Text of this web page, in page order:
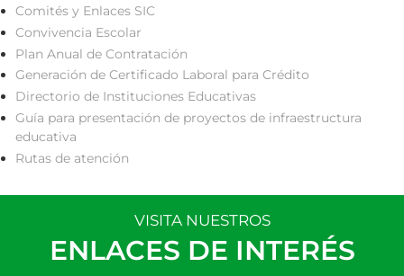
Comités y Enlaces SIC
Convivencia Escolar
Plan Anual de Contratación
Generación de Certificado Laboral para Crédito
Directorio de Instituciones Educativas
Guía para presentación de proyectos de infraestructura
educativa
Rutas de atención
VISITA NUESTROS
ENLACES DE INTERÉS